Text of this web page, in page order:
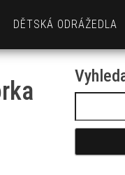
DĚTSKÁ ODRÁŽEDLA